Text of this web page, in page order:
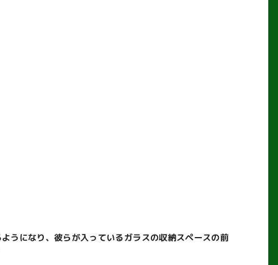
うになり、彼らが入っているガラスの収納スペースの前